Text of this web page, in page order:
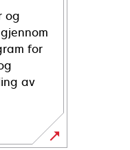
og
for
av